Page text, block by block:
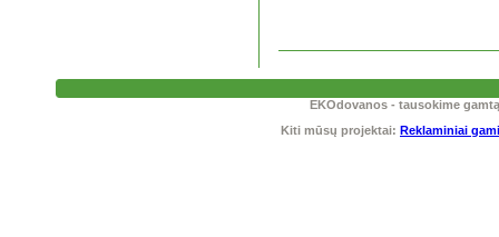
EKOdovanos - tausokime
Kiti mūsų projektai: Reklaminiai